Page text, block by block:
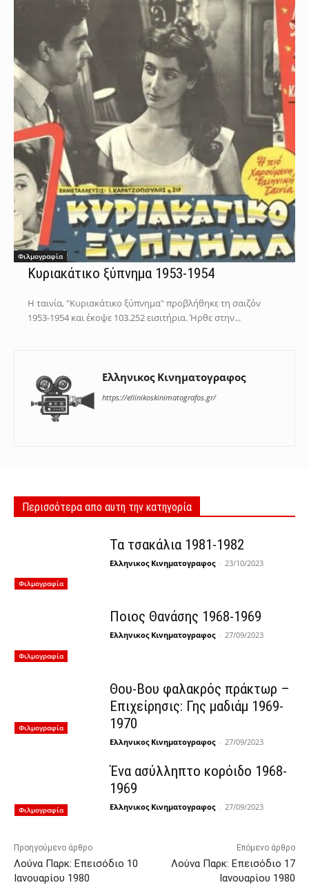
Φιλμογραφία
Κυριακάτικο ξύπνημα 1953-1954
Η ταινία, "Κυριακάτικο ξύπνημα" προβλήθηκε τη σαιζόν
1953-1954 και έκοψε 103.252 εισιτήρια. Ήρθε στην...
Ελληνικος Κινηματογραφος
https://ellinikoskinimatografos.gr/
Περισσότερα απο αυτη την κατηγορία
Φιλμογραφία
Τα τσακάλια 1981-1982
Ελληνικος Κινηματογραφος - 23/10/2023
Φιλμογραφία
Ποιος Θανάσης 1968-1969
Ελληνικος Κινηματογραφος - 27/09/2023
Φιλμογραφία
Θου-Βου φαλακρός πράκτωρ –
Επιχείρησις: Γης μαδιάμ 1969-
1970
Ελληνικος Κινηματογραφος - 27/09/2023
Φιλμογραφία
Ένα ασύλληπτο κορόιδο 1968-
1969
Ελληνικος Κινηματογραφος - 27/09/2023
Προηγούμενο άρθρο
Λούνα Παρκ: Επεισόδιο 10
Ιανουαρίου 1980
Επόμενο άρθρο
Λούνα Παρκ: Επεισόδιο 17
Ιανουαρίου 1980